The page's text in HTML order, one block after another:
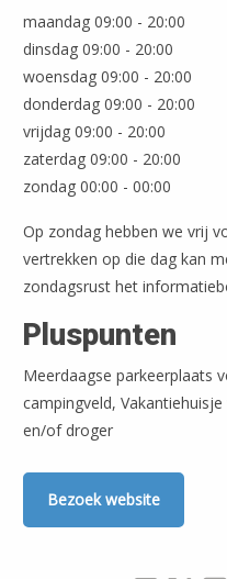
maandag 09:00 - 20:00
dinsdag 09:00 - 20:00
woensdag 09:00 - 20:00
donderdag 09:00 - 20:00
vrijdag 09:00 - 20:00
zaterdag 09:00 - 20:00
zondag 00:00 - 00:00
Op zondag hebben we vrij
vertrekken op die dag kan
zondagsrust het
Pluspunten
Meerdaagse parkeerplaats
campingveld,
en/of droger
Bezoek website